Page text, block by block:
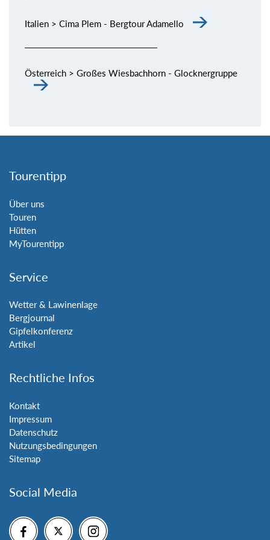
Italien > Cima Plem - Bergtour Adamello
Österreich > Großes Wiesbachhorn - Glocknergruppe
Tourentipp
Über uns
Touren
Hütten
MyTourentipp
Service
Wetter & Lawinenlage
Bergjournal
Gipfelkonferenz
Artikel
Rechtliche Infos
Kontakt
Impressum
Datenschutz
Nutzungsbedingungen
Sitemap
Social Media